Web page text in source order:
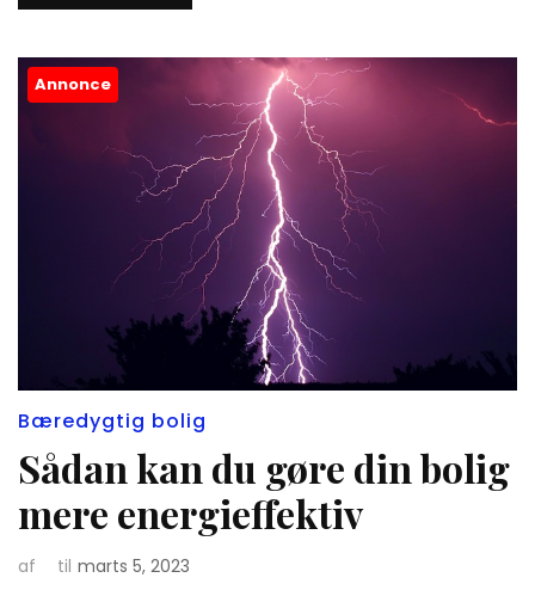
Annonce
Bæredygtig bolig
Sådan kan du gøre din bolig
mere energieffektiv
af til marts 5, 2023